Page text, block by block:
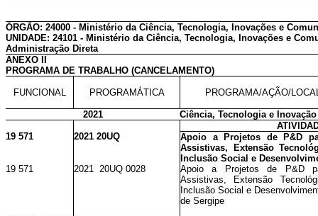
ÓRGÃO: 24000 - Ministério da Ciência, Tecnologia, Inovações e
UNIDADE: 24101 - Ministério da Ciência, Tecnologia, Inovações e
Administração Direta
ANEXO II
PROGRAMA DE TRABALHO (CANCELAMENTO)
FUNCIONAL PROGRAMÁTICA PROGRAMA/AÇÃO/
2021
Ciência, Tecnologia e Inovação
19 571
2021 20UQ
Apoio a Projetos de P&D
Assistivas, Extensão
Inclusão Social e
19 571
2021 20UQ 0028
Apoio a Projetos de P&D
Assistivas, Extensão
Inclusão Social e
de Sergipe